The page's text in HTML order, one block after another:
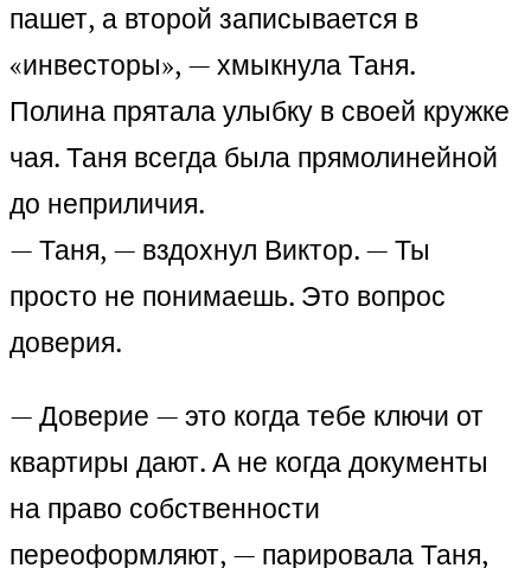
пашет, а второй записывается в
«инвесторы», — хмыкнула Таня.
Полина прятала улыбку в своей кружке
чая. Таня всегда была прямолинейной
до неприличия.
— Таня, — вздохнул Виктор. — Ты
просто не понимаешь. Это вопрос
доверия.
— Доверие — это когда тебе ключи от
квартиры дают. А не когда документы
на право собственности
переоформляют, — парировала Таня,